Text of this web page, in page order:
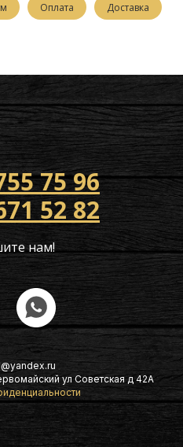
Оплата Доставка
75 96
52 82
нам!
ул Советская д 42А